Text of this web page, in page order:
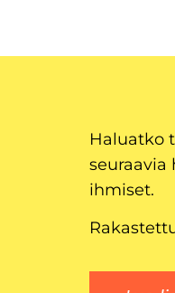
Haluatko
seuraavia
ihmiset.